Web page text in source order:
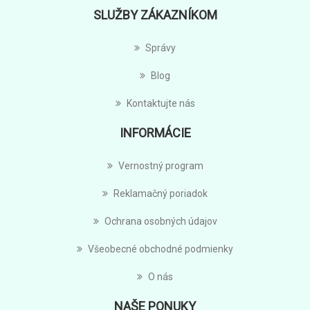
SLUŽBY ZÁKAZNÍKOM
Správy
Blog
Kontaktujte nás
INFORMÁCIE
Vernostný program
Reklamačný poriadok
Ochrana osobných údajov
Všeobecné obchodné podmienky
O nás
NAŠE PONUKY